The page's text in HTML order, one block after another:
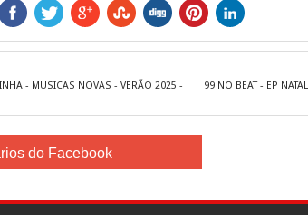
- MUSICAS NOVAS - VERÃO 2025 -
99 NO BEAT - EP
do Facebook